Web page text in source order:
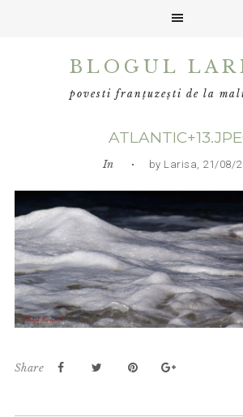
BLOGUL
povesti franțuzești de la
In • by Larisa, 21/08/
Share